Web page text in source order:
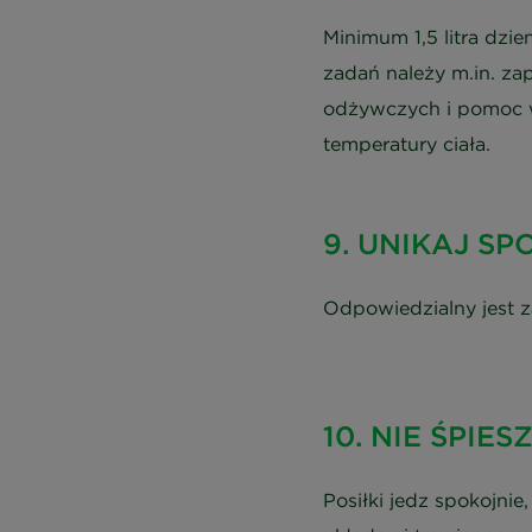
Minimum 1,5 litra
zadań należy m.in.
odżywczych i pomoc
temperatury ciała.
9. UNIKAJ
Odpowiedzialny jest
10. NIE
Posiłki jedz